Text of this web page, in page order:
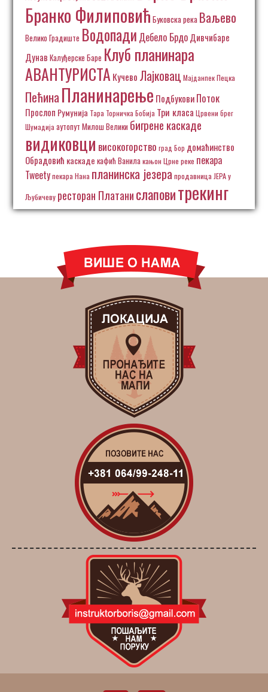
Бранко Филиповић Буковска река Ваљево
Велико Градиште Водопади Дебело БрдоДивчибаре
Дунав Калуђерске Баре Клуб планинара
АВАНТУРИСТА Кучево Лајковац Мајданпек Пецка
Пећина Планинарење ПодбуковиПоток
Прослоп Румунија Тара Торничка Бобија Три класа Црвени брег
Шумадија аутопут Милош Велики бигрене каскаде
видиковци високогорство град Бор домаћинство
Обрадовић каскаде кафић Ванила кањон Црне реке пекара
Tweetyпекара Нана планинска језера продавница ЈЕРА у
Љубичеву ресторан Платанислаповитрекинг